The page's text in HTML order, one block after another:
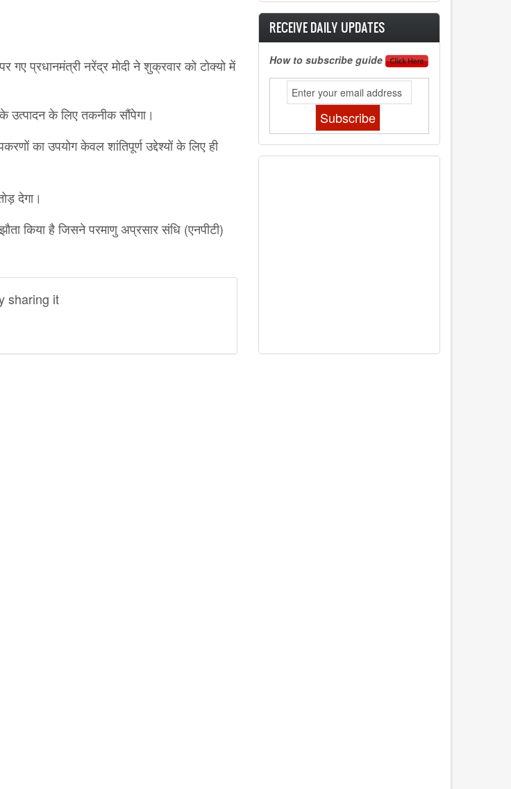
गए प्रधानमंत्री नरेंद्र मोदी ने शुक्रवार को टोक्यो में
के लिए तकनीक सौंपेगा।
का उपयोग केवल शांतिपूर्ण उद्देश्यों के लिए ही
देगा।
किया है जिसने परमाणु अप्रसार संधि (एनपीटी)
sharing it
RECEIVE DAILY UPDATES
How to subscribe guide